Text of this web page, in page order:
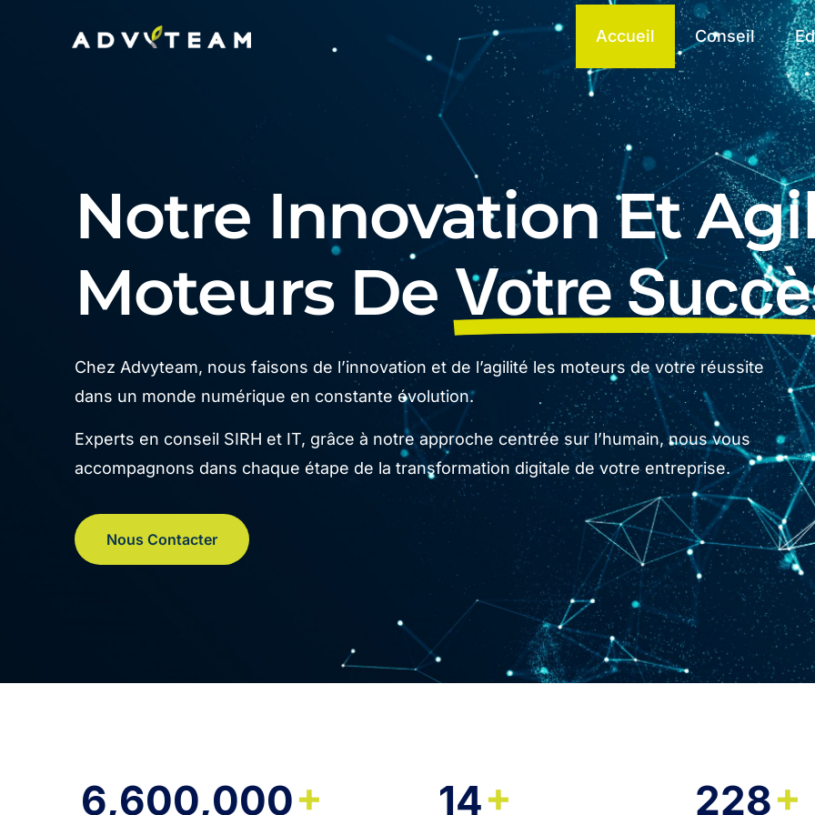
Accueil Conseil
Notre Innovation Et
Moteurs De Votre
Chez Advyteam, nous faisons de l’innovation et de l’agilité les moteurs de votre réussite
dans un monde numérique en constante évolution.
Experts en conseil SIRH et IT, grâce à notre approche centrée sur l’humain, nous vous
accompagnons dans chaque étape de la transformation digitale de votre entreprise.
Nous Contacter
6,600,000+ 14+ 228+